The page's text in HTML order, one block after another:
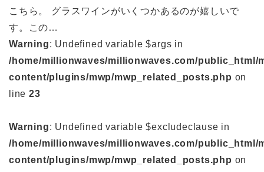
こちら。 グラスワインがいくつかあるのが嬉しいで
す。この…
Warning: Undefined variable $args in
/home/millionwaves/millionwaves.com/public_html/
content/plugins/mwp/mwp_related_posts.php on
line 23
Warning: Undefined variable $excludeclause in
/home/millionwaves/millionwaves.com/public_html/
content/plugins/mwp/mwp_related_posts.php on